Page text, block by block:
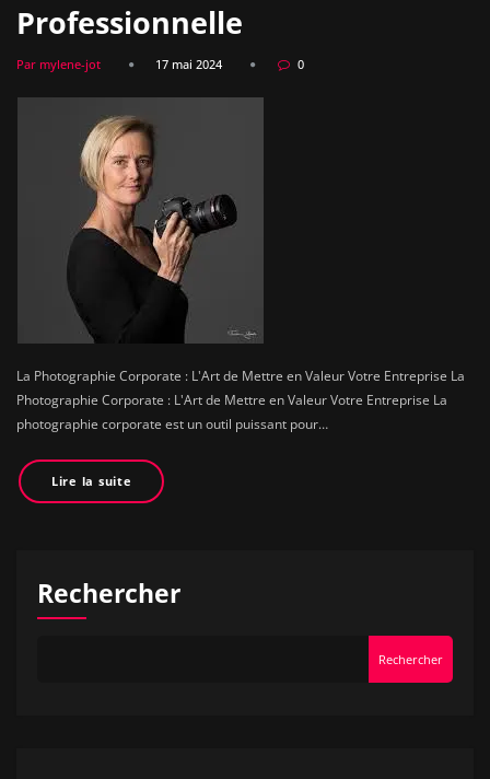
Professionnelle
Par mylene-jot 17 mai 2024 0
La Photographie Corporate : L'Art de Mettre en Valeur Votre Entreprise La
Photographie Corporate : L'Art de Mettre en Valeur Votre Entreprise La
photographie corporate est un outil puissant pour…
Lire la suite
Rechercher
Rechercher